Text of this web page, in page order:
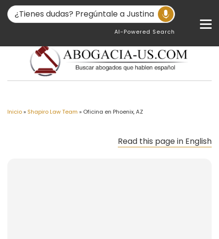
AI-Powered Search
Inicio» Shapiro Law Team » Oficina en Phoenix, AZ
Read this page in English